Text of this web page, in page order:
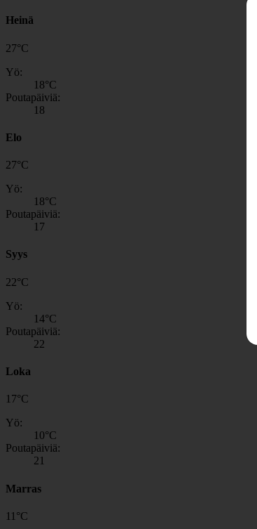
Heinä
27°C
Yö:
18°C
Poutapäiviä:
18
Elo
27°C
Yö:
18°C
Poutapäiviä:
17
Syys
22°C
Yö:
14°C
Poutapäiviä:
22
Loka
17°C
Yö:
10°C
Poutapäiviä:
21
Marras
11 °C